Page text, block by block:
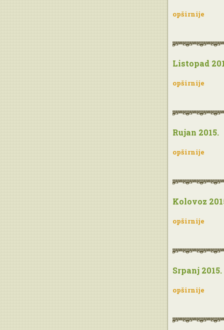
opširnije
Listopad
opširnije
Rujan 2015.
opširnije
Kolovoz
opširnije
Srpanj 2015.
opširnije